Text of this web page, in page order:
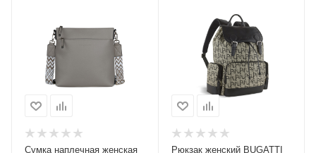
Сумка наплечная женская
Рюкзак женский BUGATTI